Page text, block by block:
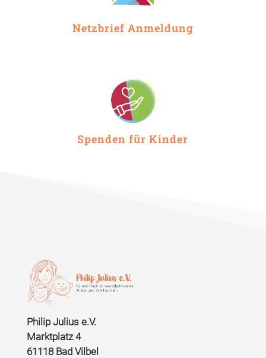
Netzbrief Anmeldung
Spenden für Kinder
Philip Julius e.V.
Marktplatz 4
61118 Bad Vilbel